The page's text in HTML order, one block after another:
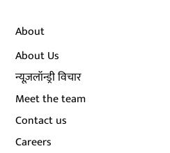
About
About Us
न्यूज़लॉन्ड्री विचार
Meet the team
Contact us
Careers